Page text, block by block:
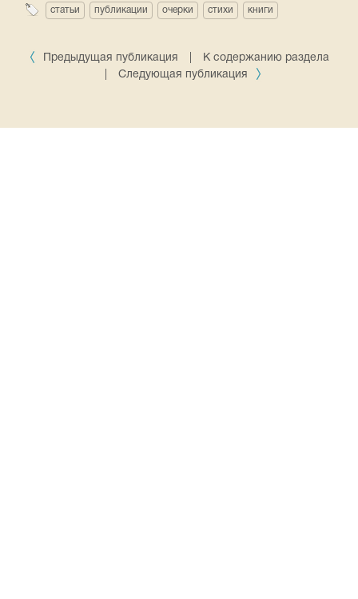
статьи публикации очерки стихи книги
Предыдущая публикация
К содержанию раздела
Следующая публикация